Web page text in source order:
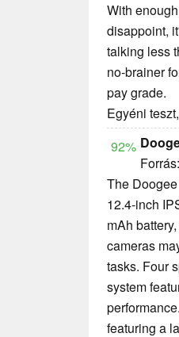
With
disappoint,
talking less
no-brainer
pay grade.
Egyéni
92%
Forrás:
The
12.4-inch
mAh
cameras
tasks. Four
system
featuring a